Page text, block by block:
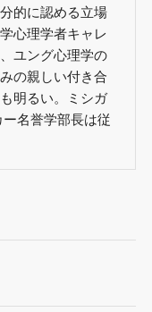
的に認める立場
心理学者キャレ
ユング心理学の
の親しい付き合
明るい。ミシガ
名誉学部長は従